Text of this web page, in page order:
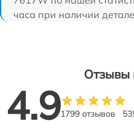
часа при наличии
Отзывы
4.91799 отзывов